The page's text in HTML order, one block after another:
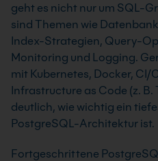
geht es nicht nur um SQL-
sind Themen wie
Index-Strategien, Query-
Monitoring und Logging.
mit Kubernetes, Docker, CI/
Infrastructure as Code (z.
deutlich, wie wichtig ein
PostgreSQL-Architektur ist.
Fortgeschrittene